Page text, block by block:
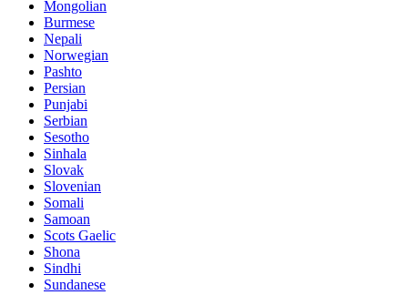
Mongolian
Burmese
Nepali
Norwegian
Pashto
Persian
Punjabi
Serbian
Sesotho
Sinhala
Slovak
Slovenian
Somali
Samoan
Scots Gaelic
Shona
Sindhi
Sundanese